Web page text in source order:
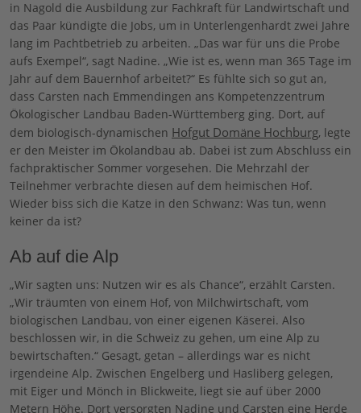
in Nagold die Ausbildung zur Fachkraft für Landwirtschaft und
das Paar kündigte die Jobs, um in Unterlengenhardt zwei Jahre
lang im Pachtbetrieb zu arbeiten. „Das war für uns die Probe
aufs Exempel“, sagt Nadine. „Wie ist es, wenn man 365 Tage im
Jahr auf dem Bauernhof arbeitet?“ Es fühlte sich so gut an,
dass Carsten nach Emmendingen ans Kompetenzzentrum
Ökologischer Landbau Baden-Württemberg ging. Dort, auf
dem biologisch-dynamischen Hofgut Domäne Hochburg, legte
er den Meister im Ökolandbau ab. Dabei ist zum Abschluss ein
fachpraktischer Sommer vorgesehen. Die Mehrzahl der
Teilnehmer verbrachte diesen auf dem heimischen Hof.
Wieder biss sich die Katze in den Schwanz: Was tun, wenn
keiner da ist?
Ab auf die Alp
„Wir sagten uns: Nutzen wir es als Chance“, erzählt Carsten.
„Wir träumten von einem Hof, von Milchwirtschaft, vom
biologischen Landbau, von einer eigenen Käserei. Also
beschlossen wir, in die Schweiz zu gehen, um eine Alp zu
bewirtschaften.“ Gesagt, getan – allerdings war es nicht
irgendeine Alp. Zwischen Engelberg und Hasliberg gelegen,
mit Eiger und Mönch in Blickweite, liegt sie auf über 2000
Metern Höhe. Dort versorgten Nadine und Carsten eine Herde